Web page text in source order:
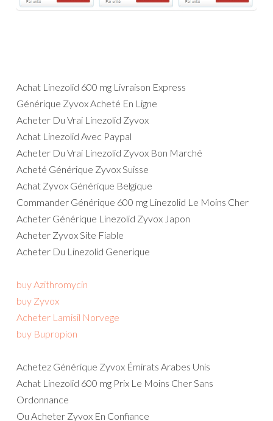
Achat Linezolid 600 mg Livraison Express
Générique Zyvox Acheté En Ligne
Acheter Du Vrai Linezolid Zyvox
Achat Linezolid Avec Paypal
Acheter Du Vrai Linezolid Zyvox Bon Marché
Acheté Générique Zyvox Suisse
Achat Zyvox Générique Belgique
Commander Générique 600 mg Linezolid Le Moins Cher
Acheter Générique Linezolid Zyvox Japon
Acheter Zyvox Site Fiable
Acheter Du Linezolid Generique
buy Azithromycin
buy Zyvox
Acheter Lamisil Norvege
buy Bupropion
Achetez Générique Zyvox Émirats Arabes Unis
Achat Linezolid 600 mg Prix Le Moins Cher Sans
Ordonnance
Ou Acheter Zyvox En Confiance